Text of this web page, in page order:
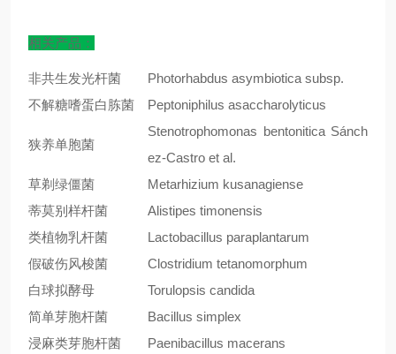
相关产品：
非共生发光杆菌
Photorhabdus asymbiotica subsp.
不解糖嗜蛋白胨菌
Peptoniphilus asaccharolyticus
狭养单胞菌
Stenotrophomonas bentonitica Sánch
ez-Castro et al.
草剃绿僵菌
Metarhizium kusanagiense
蒂莫别样杆菌
Alistipes timonensis
类植物乳杆菌
Lactobacillus paraplantarum
假破伤风梭菌
Clostridium tetanomorphum
白球拟酵母
Torulopsis candida
简单芽胞杆菌
Bacillus simplex
浸麻类芽胞杆菌
Paenibacillus macerans